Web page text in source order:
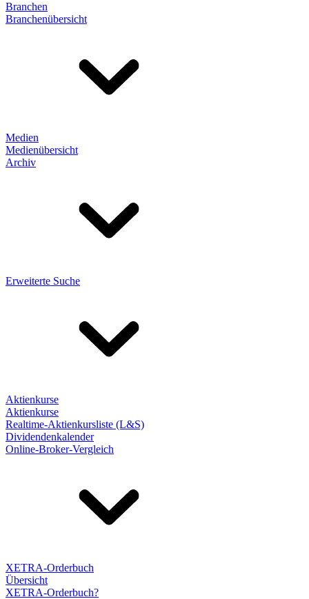
Branchen
Branchenübersicht
Medien
Medienübersicht
Archiv
Erweiterte Suche
Aktienkurse
Aktienkurse
Realtime-Aktienkursliste (L&S)
Dividendenkalender
Online-Broker-Vergleich
XETRA-Orderbuch
Übersicht
XETRA-Orderbuch?